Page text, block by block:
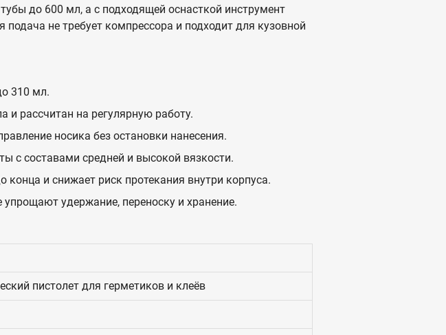
до 600 мл, а с подходящей оснасткой инструмент
не требует компрессора и подходит для кузовной
310 мл.
и рассчитан на регулярную работу.
носика без остановки нанесения.
с составами средней и высокой вязкости.
и снижает риск протекания внутри корпуса.
удержание, переноску и хранение.
пистолет для герметиков и клеёв